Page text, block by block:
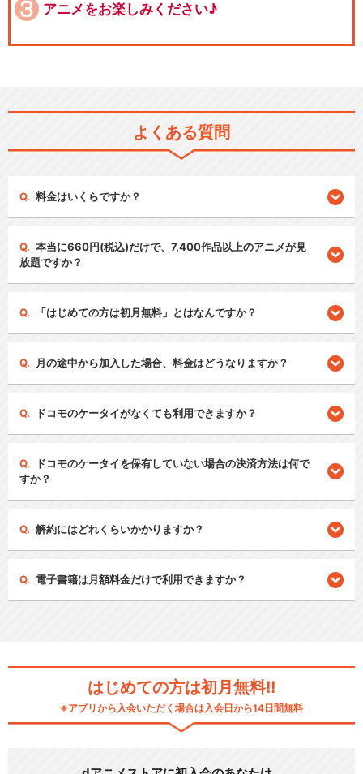
アニメをお楽しみください♪
よくある質問
料金はいくらですか？
本当に660円(税込)だけで、7,400作品以上のアニメが見
放題ですか？
「はじめての方は初月無料」とはなんですか？
月の途中から加入した場合、料金はどうなりますか？
ドコモのケータイがなくても利用できますか？
ドコモのケータイを保有していない場合の決済方法は何で
すか？
解約にはどれくらいかかりますか？
電子書籍は月額料金だけで利用できますか？
はじめての方は初月無料!!
※アプリから入会いただく場合は入会日から14日間無料